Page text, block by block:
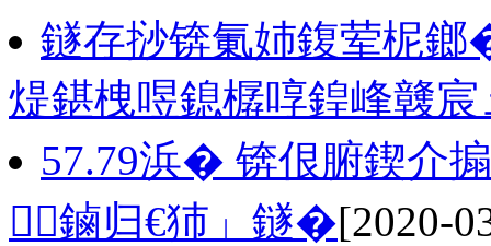
鐩存挱锛氭姉鍑荤柅
煶鍖栧喅鎴樼啍鍠峰竷宸
57.79浜� 锛佷腑鍥介
鏀归€犻」鐩�[2020-